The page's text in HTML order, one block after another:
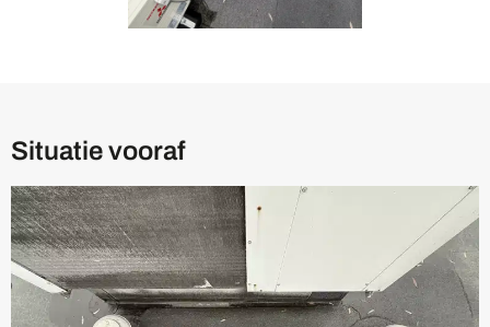
Situatie vooraf